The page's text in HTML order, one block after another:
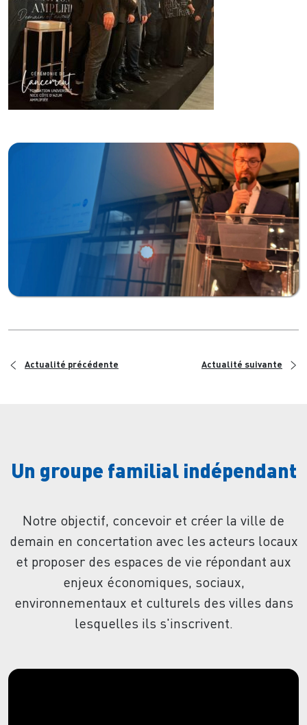
< Actualité précédente >
Actualité suivante
Un groupe familial indépendant
Notre objectif, concevoir et créer la ville de
demain en concertation avec les acteurs locaux
et proposer des espaces de vie répondant aux
enjeux économiques, sociaux,
environnementaux et culturels des villes dans
lesquelles ils s'inscrivent.